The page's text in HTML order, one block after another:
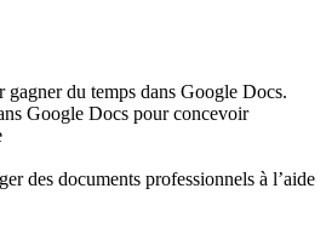
du temps dans Google Docs.
Google Docs pour concevoir
des documents professionnels à l’aide